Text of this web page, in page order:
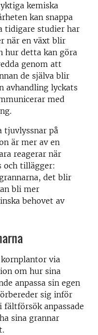
kemiska
kan snappa
tidigare studier har
när en växt blir
hur detta kan göra
genom att
de själva blir
avhandling lyckats
med
tjuvlyssnar på
är mer av en
reagerar när
och tillägger:
det blir
bli mer
behovet av
via
om hur sina
anpassa sin egen
sig inför
fältförsök anpassade
sina grannar